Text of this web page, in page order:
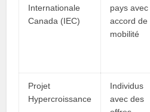
Internationale
Canada (IEC)
pays avec
accord de
mobilité
Projet
Hypercroissance
Individus
avec des